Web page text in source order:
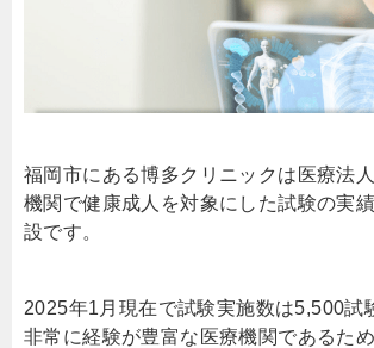
福岡市にある博多クリニックは医療法
機関で健康成人を対象にした試験の実
設です。
2025年1月現在で試験実施数は5,500試
非常に経験が豊富な医療機関であるた